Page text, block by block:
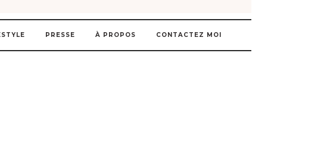
PRESSE À PROPOS CONTACTEZ MOI